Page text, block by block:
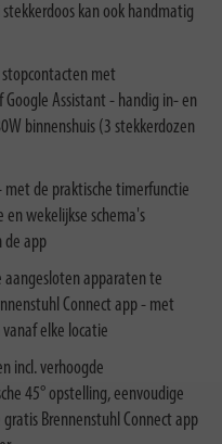
kan ook handmatig
met
Assistant - handig in- en
binnenshuis (3 stekkerdozen
met de praktische timerfunctie
en wekelijkse schema's
de app
aangesloten apparaten te
Connect app - met
elke locatie
incl. verhoogde
45° opstelling, eenvoudige
Brennenstuhl Connect app